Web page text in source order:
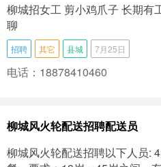
柳城招女工 剪小鸡爪子 长期有
聊
招聘 其它 县城 7月25日
电话：18878410460
柳城风火轮配送招聘配送员
柳城风火轮配送招聘以下人员: